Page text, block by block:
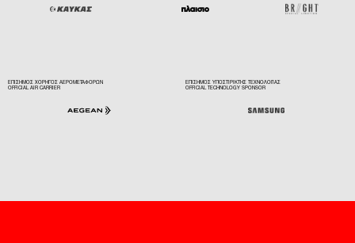
ΕΠΙΣΗΜΟΣ ΧΟΡΗΓΟΣ ΑΕΡΟΜΕΤΑΦΟΡΩΝ
OFFICIAL AIR CARRIER
ΕΠΙΣΗΜΟΣ ΥΠΟΣΤΙΡΙΚΤΗΣ ΤΕΧΝΟΛΟΓΙΑΣ
OFFICIAL TECHNOLOGY SPONSOR